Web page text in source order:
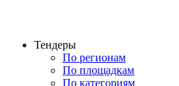
Тендеры
По регионам
По площадкам
По категориям